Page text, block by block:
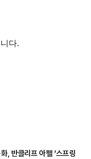
다.
, 반클리프 아펠 ‘스프링